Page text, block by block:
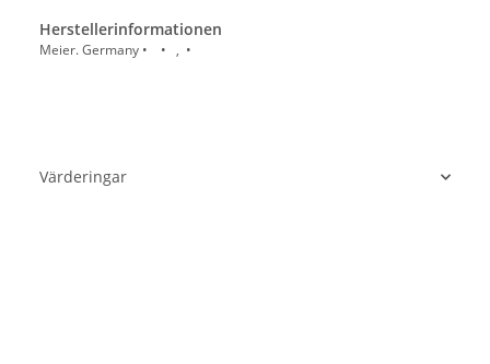
Herstellerinformationen
Meier. Germany • • , •
Värderingar